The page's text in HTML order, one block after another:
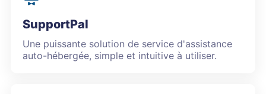
SupportPal
Une puissante solution de service d'assistance
auto-hébergée, simple et intuitive à utiliser.